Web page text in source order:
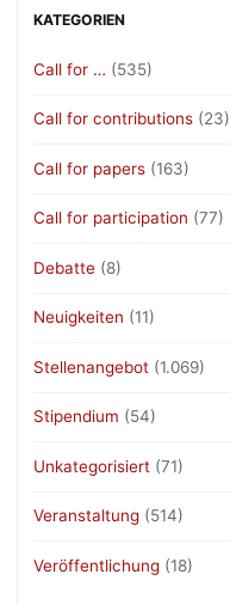
KATEGORIEN
Call for … (535)
Call for contributions (23)
Call for papers (163)
Call for participation (77)
Debatte (8)
Neuigkeiten (11)
Stellenangebot (1.069)
Stipendium (54)
Unkategorisiert (71)
Veranstaltung (514)
Veröffentlichung (18)